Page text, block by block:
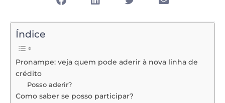
Índice
Pronampe: veja quem pode aderir à nova linha de
crédito
Posso aderir?
Como saber se posso participar?